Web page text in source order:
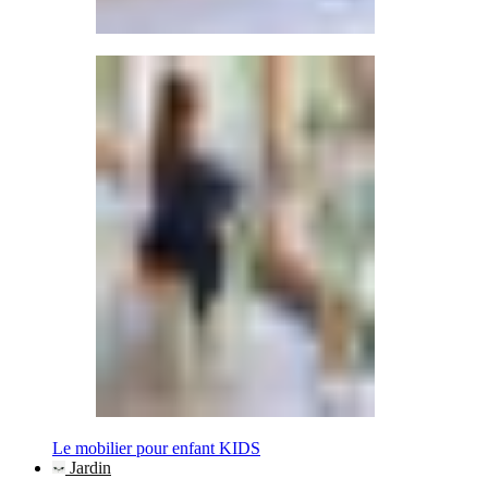
Le mobilier pour enfant KIDS
Jardin